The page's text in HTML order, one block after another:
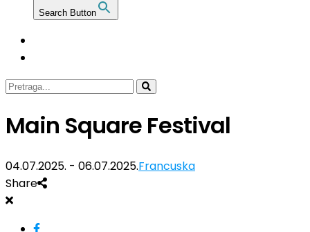
Search Button
Main Square Festival
04.07.2025. - 06.07.2025.Francuska
Share